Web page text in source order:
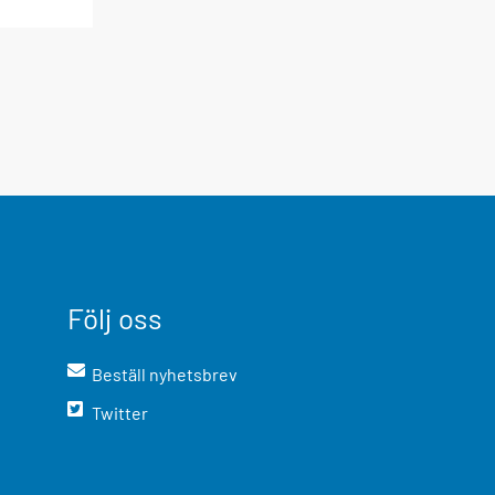
Följ oss
Beställ nyhetsbrev
Twitter